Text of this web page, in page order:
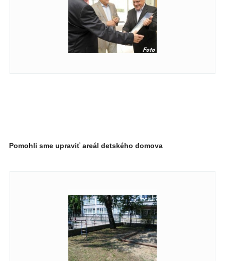
Pomohli sme upraviť areál detského domova